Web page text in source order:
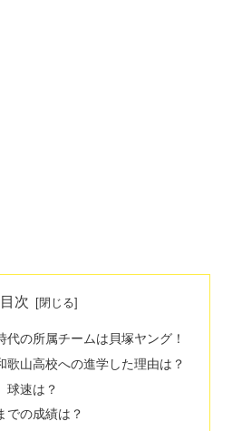
目次
代の所属チームは貝塚ヤング！
歌山高校への進学した理由は？
球速は？
での成績は？